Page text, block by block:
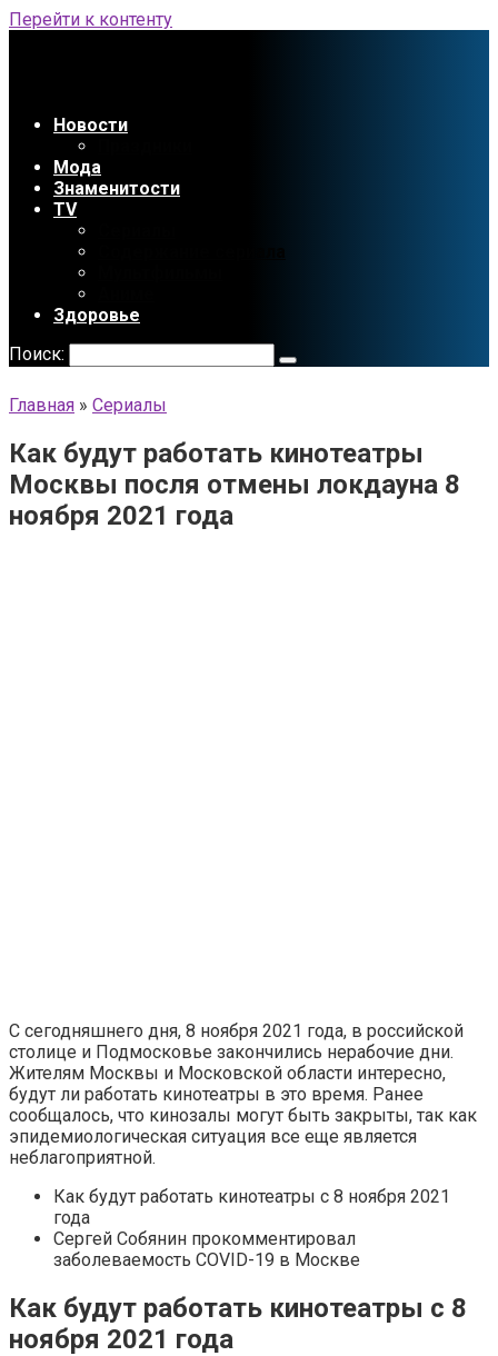
Перейти к контенту
Новости
Мода
Знаменитости
TV
Здоровье
Поиск:
Главная » Сериалы
Как будут работать кинотеатры
Москвы посля отмены локдауна 8
ноября 2021 года
С сегодняшнего дня, 8 ноября 2021 года, в российской
столице и Подмосковье закончились нерабочие дни.
Жителям Москвы и Московской области интересно,
будут ли работать кинотеатры в это время. Ранее
сообщалось, что кинозалы могут быть закрыты, так как
эпидемиологическая ситуация все еще является
неблагоприятной.
Как будут работать кинотеатры с 8 ноября 2021
года
Сергей Собянин прокомментировал
заболеваемость COVID-19 в Москве
Как будут работать кинотеатры с 8
ноября 2021 года